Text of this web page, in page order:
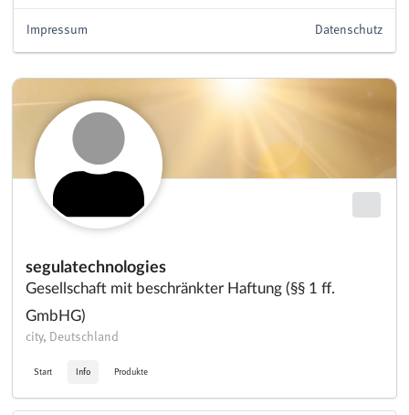
segulatechnologies
Gesellschaft mit beschränkter Haftung (§§ 1 ff.
GmbHG)
city, Deutschland
Start Info Produkte
Datenschutz
Impressum